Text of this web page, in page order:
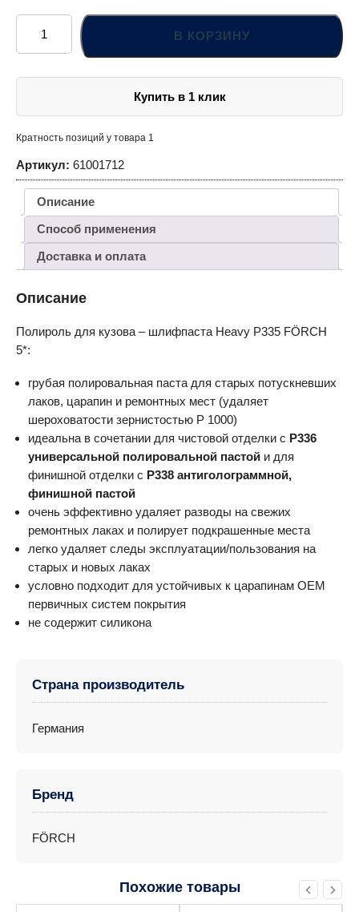
Количество
товара
Полироль
для
FÖRCH
В КОРЗИНУ
Купить в 1 клик
Кратность позиций у товара 1
Артикул: 61001712
Описание
Способ применения
Доставка и оплата
Описание
Полироль для кузова – шлифпаста Heavy P335 FÖRCH
5*:
грубая полировальная паста для старых потускневших
лаков, царапин и ремонтных мест (удаляет
шероховатости зернистостью P 1000)
идеальна в сочетании для чистовой отделки с P336
универсальной полировальной пастой и для
финишной отделки с P338 антиголограммной,
финишной пастой
очень эффективно удаляет разводы на свежих
ремонтных лаках и полирует подкрашенные места
легко удаляет следы эксплуатации/пользования на
старых и новых лаках
условно подходит для устойчивых к царапинам OEM
первичных систем покрытия
не содержит силикона
Страна производитель
Германия
Бренд
FÖRCH
Похожие товары